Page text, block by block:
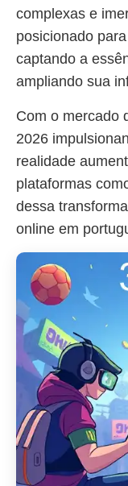
complexas e
posicionado
captando a
ampliando sua
Com o mercado
2026
realidade
plataformas
dessa
online em